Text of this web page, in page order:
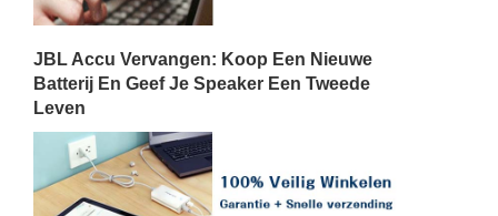
JBL Accu Vervangen: Koop Een Nieuwe
Batterij En Geef Je Speaker Een Tweede
Leven